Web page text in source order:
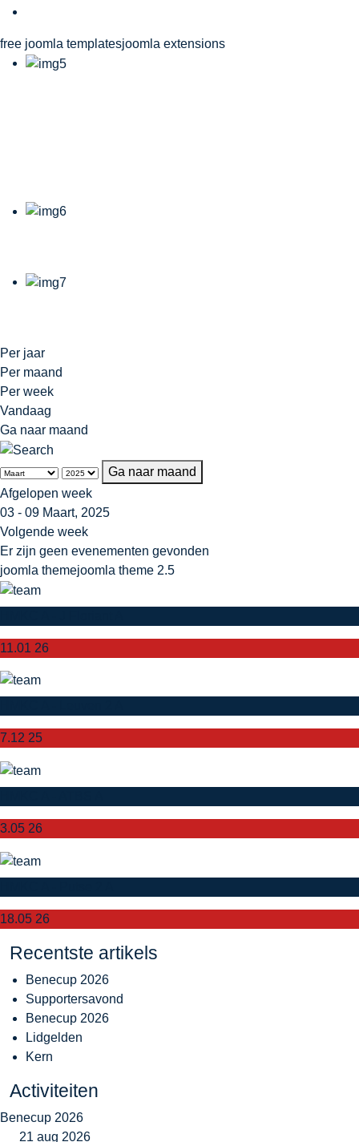
free joomla templatesjoomla extensions
Per jaar
Per maand
Per week
Vandaag
Ga naar maand
Ga naar maand
Afgelopen week
03 - 09 Maart, 2025
Volgende week
Er zijn geen evenementen gevonden
joomla themejoomla theme 2.5
11.01 26
7.12 25
3.05 26
18.05 26
Recentste artikels
Benecup 2026
Supportersavond
Benecup 2026
Lidgelden
Kern
Activiteiten
Benecup 2026
21 aug 2026